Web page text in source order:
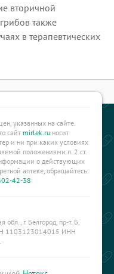
вторичной
также
в терапевтических
указанных на сайте.
сайт mirlek.ru носит
и ни при каких условиях
положениями п. 2 ст.
о действующих
аптеке, обращайтесь
42-38
г. Белгород, пр-т. Б.
1103123014015 ИНН